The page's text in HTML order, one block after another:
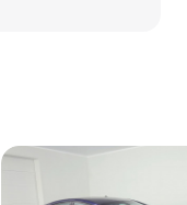
2711 mm